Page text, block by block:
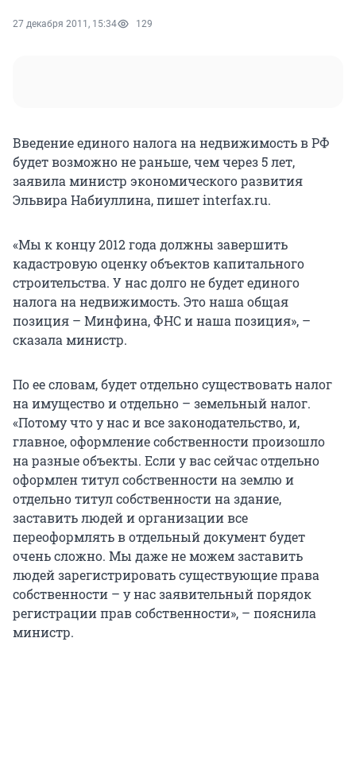
27 декабря 2011, 15:34 129
Введение единого налога на недвижимость в РФ
будет возможно не раньше, чем через 5 лет,
заявила министр экономического развития
Эльвира Набиуллина, пишет interfax.ru.
«Мы к концу 2012 года должны завершить
кадастровую оценку объектов капитального
строительства. У нас долго не будет единого
налога на недвижимость. Это наша общая
позиция – Минфина, ФНС и наша позиция», –
сказала министр.
По ее словам, будет отдельно существовать налог
на имущество и отдельно – земельный налог.
«Потому что у нас и все законодательство, и,
главное, оформление собственности произошло
на разные объекты. Если у вас сейчас отдельно
оформлен титул собственности на землю и
отдельно титул собственности на здание,
заставить людей и организации все
переоформлять в отдельный документ будет
очень сложно. Мы даже не можем заставить
людей зарегистрировать существующие права
собственности – у нас заявительный порядок
регистрации прав собственности», – пояснила
министр.